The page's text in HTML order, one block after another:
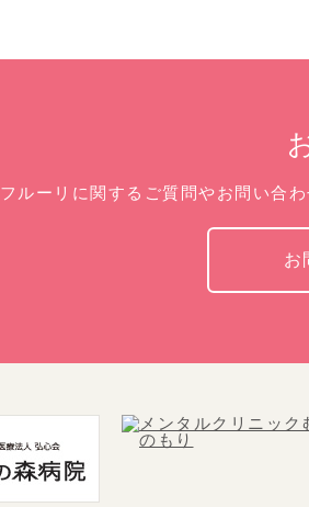
フルーリに関するご質問やお問い合
お